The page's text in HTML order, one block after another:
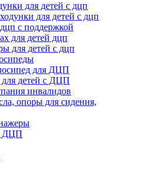
для детей с дцп
для детей с дцп
с поддержкой
для детей дцп
для детей с дцп
для ДЦП
детей с ДЦП
инвалидов
опоры для сидения,
ДЦП